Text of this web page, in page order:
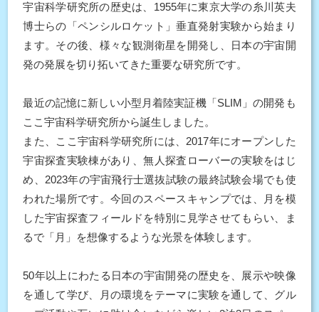
宇宙科学研究所の歴史は、1955年に東京大学の糸川英夫
博士らの「ペンシルロケット」垂直発射実験から始まり
ます。その後、様々な観測衛星を開発し、日本の宇宙開
発の発展を切り拓いてきた重要な研究所です。
最近の記憶に新しい小型月着陸実証機「SLIM」の開発も
ここ宇宙科学研究所から誕生しました。
また、ここ宇宙科学研究所には、2017年にオープンした
宇宙探査実験棟があり、無人探査ローバーの実験をはじ
め、2023年の宇宙飛行士選抜試験の最終試験会場でも使
われた場所です。今回のスペースキャンプでは、月を模
した宇宙探査フィールドを特別に見学させてもらい、ま
るで「月」を想像するような光景を体験します。
50年以上にわたる日本の宇宙開発の歴史を、展示や映像
を通して学び、月の環境をテーマに実験を通して、グル